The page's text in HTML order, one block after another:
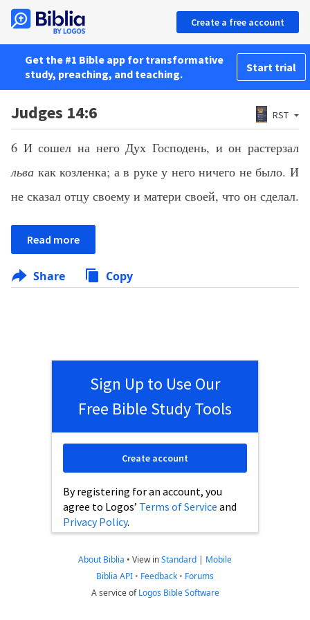
Create a free account
Get the #1 Bible app for transformative
study, preaching, and teaching.
Start trial
Judges 14:6 RST
6 И сошел на него Дух Господень, и он растерзал
льва как козленка; а в руке у него ничего не было. И
не сказал отцу своему и матери своей, что он сделал.
Read more
Share Copy
Sign Up to Use Our
Free Bible Study Tools
By registering for an account, you
agree to Logos’ Terms of Service and
Privacy Policy.
Create account
About Biblia • View inStandard | Mobile
Biblia API • Feedback • Forums
A service ofLogos Bible Software